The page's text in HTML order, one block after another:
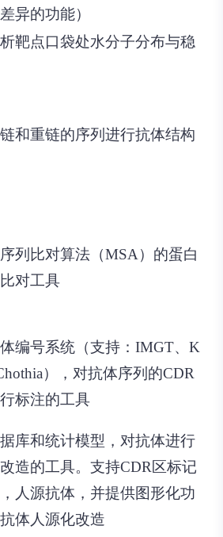
异的功能）
靶点口袋处水分子分布与稳
和重链的序列进行抗体结构
列比对算法（MSA）的蛋白
对工具
编号系统（支持：IMGT、K
），对抗体序列的CDR
标注的工具
库和统计模型，对抗体进行
造的工具。支持CDR区标记
人源抗体，并提供图形化功
体人源化改造